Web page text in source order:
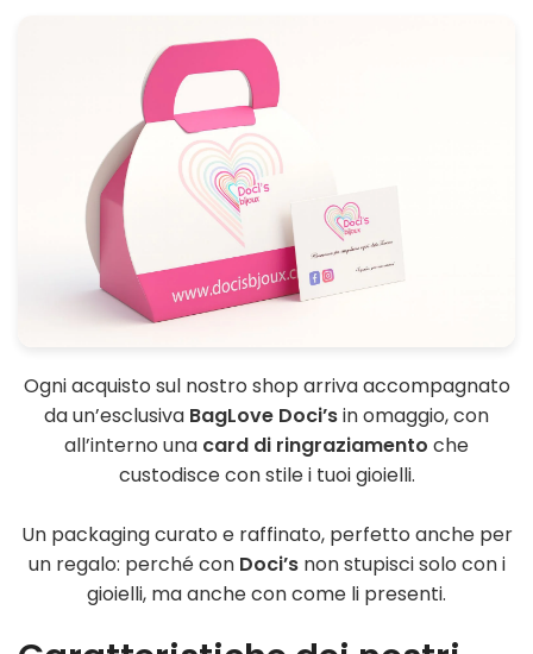
Ogni acquisto sul nostro shop arriva accompagnato
da un’esclusiva BagLove Doci’sin omaggio, con
all’interno una card di ringraziamento che
custodisce con stile i tuoi gioielli.
Un packaging curato e raffinato, perfetto anche per
un regalo: perché con Doci’snon stupisci solo con i
gioielli, ma anche con come li presenti.